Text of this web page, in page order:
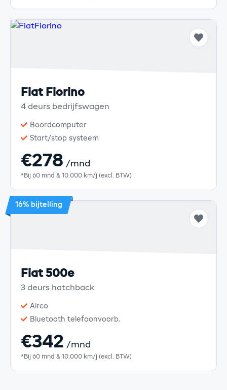
Fiat Fiorino
4 deurs bedrijfswagen
Boordcomputer
Start/stop systeem
€278 /mnd
*Bij 60 mnd & 10.000 km/j (excl. BTW)
16% bijtelling
Fiat 500e
3 deurs hatchback
Airco
Bluetooth telefoonvoorb.
€342 /mnd
*Bij 60 mnd & 10.000 km/j (excl. BTW)